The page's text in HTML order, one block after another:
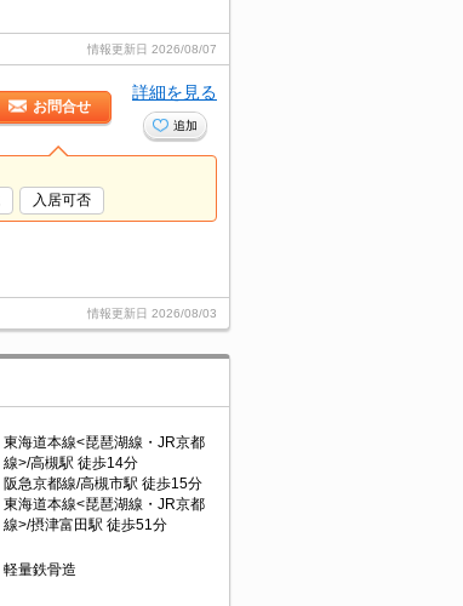
情報更新日 2026/08/07
お問合せ
詳細を見る
追加
入居可否
情報更新日 2026/08/03
東海道本線<琵琶湖線・JR京都
線>/高槻駅 徒歩14分
阪急京都線/高槻市駅 徒歩15分
東海道本線<琵琶湖線・JR京都
線>/摂津富田駅 徒歩51分
軽量鉄骨造